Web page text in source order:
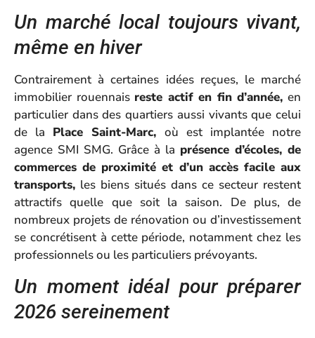
Un marché local toujours vivant,
même en hiver
Contrairement à certaines idées reçues, le marché
immobilier rouennais reste actif en fin d’année, en
particulier dans des quartiers aussi vivants que celui
de la Place Saint-Marc, où est implantée notre
agence SMI SMG. Grâce à la présence d’écoles, de
commerces de proximité et d’un accès facile aux
transports, les biens situés dans ce secteur restent
attractifs quelle que soit la saison. De plus, de
nombreux projets de rénovation ou d’investissement
se concrétisent à cette période, notamment chez les
professionnels ou les particuliers prévoyants.
Un moment idéal pour préparer
2026 sereinement